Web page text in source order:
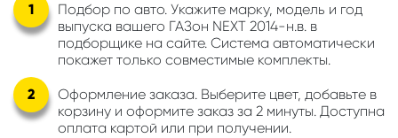
Подбор по авто. Укажите марку, модель и год
выпуска вашего ГАЗон NEXT 2014-н.в. в
подборщике на сайте. Система автоматически
покажет только совместимые комплекты.
Оформление заказа. Выберите цвет, добавьте в
корзину и оформите заказ за 2 минуты. Доступна
оплата картой или при получении.